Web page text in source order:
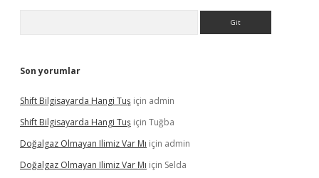
Son yorumlar
Shift Bilgisayarda Hangi Tuş için admin
Shift Bilgisayarda Hangi Tuş için Tuğba
Doğalgaz Olmayan Ilimiz Var Mı için admin
Doğalgaz Olmayan Ilimiz Var Mı için Selda